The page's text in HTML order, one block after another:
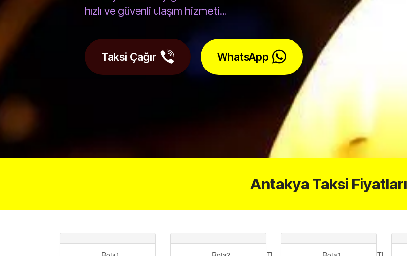
hızlı ve güvenli ulaşım hizmeti...
Taksi Çağır WhatsApp
Antakya Taksi Fiyatları